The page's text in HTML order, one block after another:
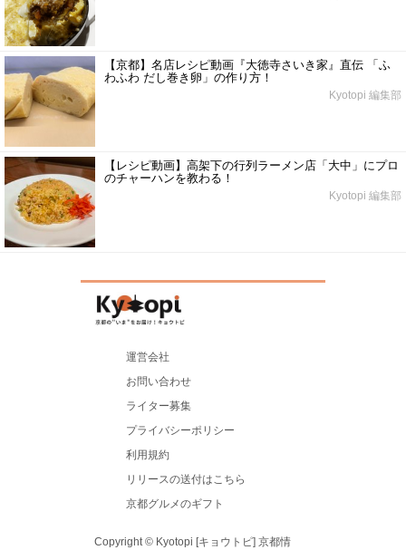
【京都】名店レシピ動画『大徳寺さいき家』直伝 「ふ
わふわ だし巻き卵」の作り方！
Kyotopi 編集部
【レシピ動画】高架下の行列ラーメン店「大中」にプロ
のチャーハンを教わる！
Kyotopi 編集部
運営会社
お問い合わせ
ライター募集
プライバシーポリシー
利用規約
リリースの送付はこちら
京都グルメのギフト
Copyright © Kyotopi [キョウトピ] 京都情